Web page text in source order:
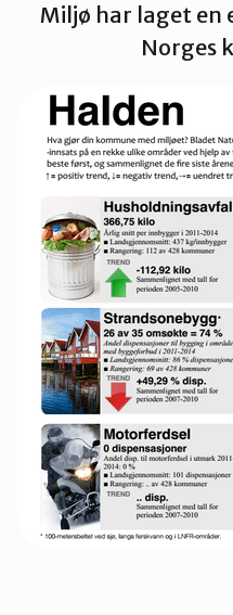
Støtt oss
Hordaland
Innlandet
Møre og Romsdal
Nordland
Oslo og Akershus
Sogn og Fjordane
Trøndelag
Miljø har laget en
Norges